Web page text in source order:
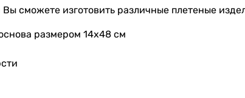
сможете изготовить различные плетеные
размером 14х48 см